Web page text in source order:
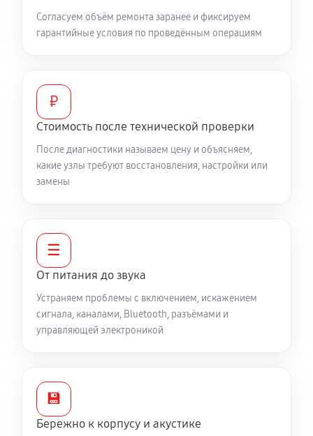
Согласуем объём ремонта заранее и фиксируем
гарантийные условия по проведённым операциям
₽
Стоимость после технической проверки
После диагностики называем цену и объясняем,
какие узлы требуют восстановления, настройки или
замены
☰
От питания до звука
Устраняем проблемы с включением, искажением
сигнала, каналами, Bluetooth, разъёмами и
управляющей электроникой
💾
Бережно к корпусу и акустике